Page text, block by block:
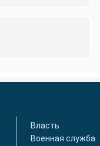
Власть
Военная служба